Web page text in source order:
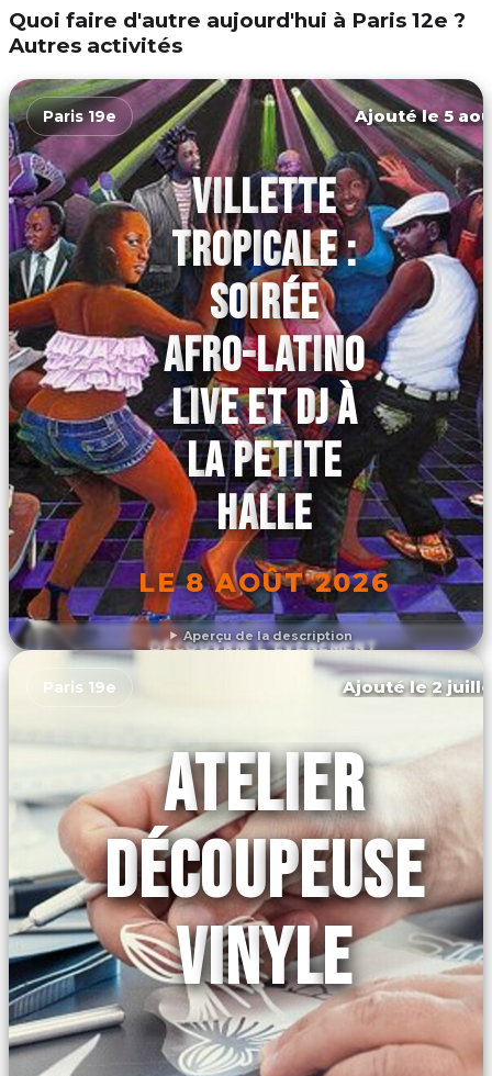
Quoi faire d'autre aujourd'hui à Paris 12e ?
Autres activités
Aperçu de la description
Paris 19e Ajouté le 5
VILLETTE
TROPICALE :
SOIRÉE
AFRO-LATINO
LIVE ET DJ À
LA PETITE
HALLE
LE 8 AOÛT 2026
DÉCOUVRIR L'ÉVÉNEMENT
Paris 19e Ajouté le 2
ATELIER
DÉCOUPEUSE
VINYLE